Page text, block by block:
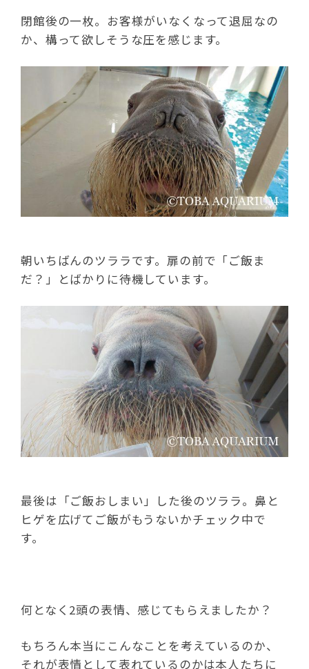
閉館後の一枚。お客様がいなくなって退屈なの
か、構って欲しそうな圧を感じます。
朝いちばんのツララです。扉の前で「ご飯ま
だ？」とばかりに待機しています。
最後は「ご飯おしまい」した後のツララ。鼻と
ヒゲを広げてご飯がもうないかチェック中で
す。
何となく2頭の表情、感じてもらえましたか？
もちろん本当にこんなことを考えているのか、
それが表情として表れているのかは本人たちに